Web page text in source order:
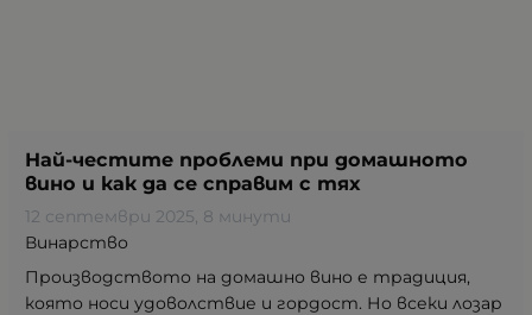
Най-честите проблеми при домашното
вино и как да се справим с тях
12 септември 2025 , 8 минути
Винарство
Производството на домашно вино е традиция,
която носи удоволствие и гордост. Но всеки лозар